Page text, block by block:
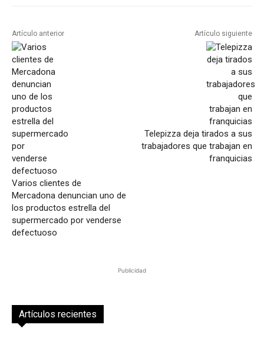
Artículo anterior
Varios clientes de
Mercadona denuncian uno de
los productos estrella del
supermercado por venderse
defectuoso
Artículo siguiente
Telepizza deja tirados a sus
trabajadores que trabajan en
franquicias
Publicidad
Artículos recientes